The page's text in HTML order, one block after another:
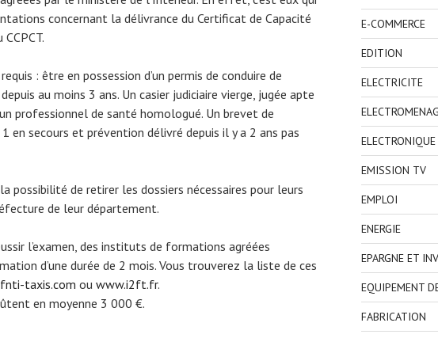
concernant la délivrance du Certificat de Capacité
: être en possession d’un permis de conduire de
au moins 3 ans. Un casier judiciaire vierge, jugée apte
professionnel de santé homologué. Un brevet de
en secours et prévention délivré depuis il y a 2 ans pas
possibilité de retirer les dossiers nécessaires pour leurs
de leur département.
l’examen, des instituts de formations agréées
d’une durée de 2 mois. Vous trouverez la liste de ces
taxis.com ou www.i2ft.fr.
en moyenne 3 000 €.
E-COMMERCE
EDITION
ELECTRICITE
EMISSION TV
EMPLOI
ENERGIE
EPARGNE ET
EQUIPEMENT
FABRICATION